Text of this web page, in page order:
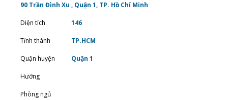
90 Trần Đình Xu , Quận 1, TP. Hồ Chí Minh
Diện tích 146
Tỉnh thành TP.HCM
Quận huyện Quận 1
Hướng
Phòng ngủ